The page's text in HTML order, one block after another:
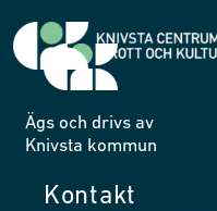
Ägs och drivs av
Knivsta kommun
Kontakt